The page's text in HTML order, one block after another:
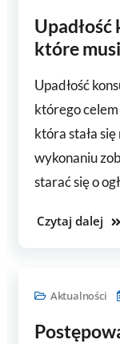
które
Upadłość
którego
która stała
wykonaniu
starać się o
Czytaj dalej
Aktualności